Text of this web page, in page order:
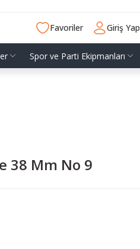
Favoriler Giriş Yap
Spor ve Parti Ekipmanları
38 Mm No 9